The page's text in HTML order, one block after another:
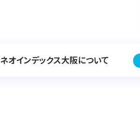
ネオインデックス大阪について